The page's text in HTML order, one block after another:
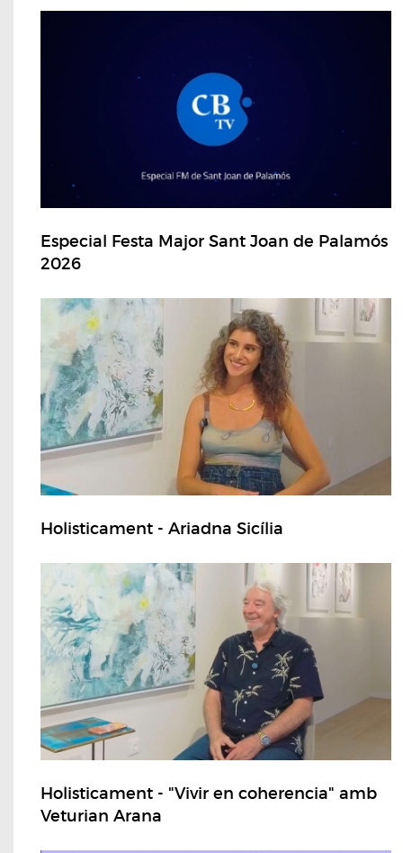
Especial Festa Major Sant Joan de Palamós
2026
Holisticament - Ariadna Sicília
Holisticament - "Vivir en coherencia" amb
Veturian Arana